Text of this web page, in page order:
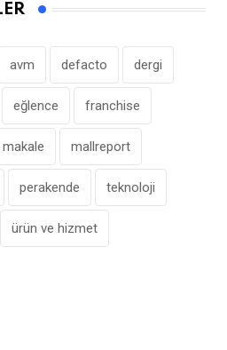
avm defacto dergi
eğlence franchise
makale mallreport
perakende teknoloji
ürün ve hizmet